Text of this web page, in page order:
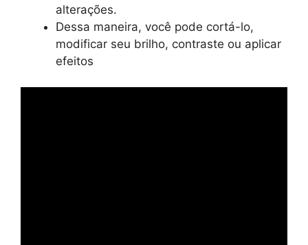
alterações.
Dessa maneira, você pode cortá-lo,
modificar seu brilho, contraste ou aplicar
efeitos